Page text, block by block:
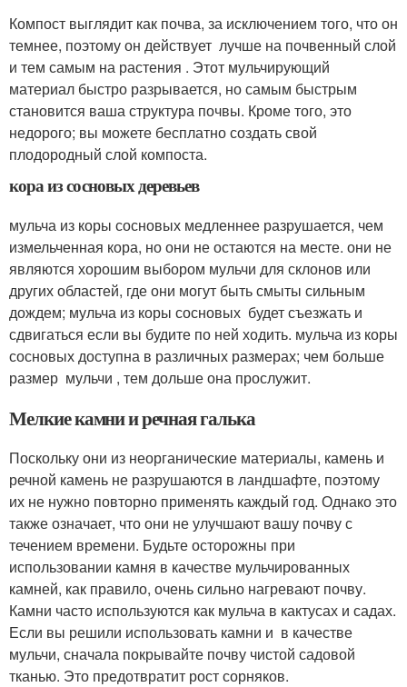
Компост выглядит как почва, за исключением того, что он
темнее, поэтому он действует лучше на почвенный слой
и тем самым на растения . Этот мульчирующий
материал быстро разрывается, но самым быстрым
становится ваша структура почвы. Кроме того, это
недорого; вы можете бесплатно создать свой
плодородный слой компоста.
кора из сосновых деревьев
мульча из коры сосновых медленнее разрушается, чем
измельченная кора, но они не остаются на месте. они не
являются хорошим выбором мульчи для склонов или
других областей, где они могут быть смыты сильным
дождем; мульча из коры сосновых будет съезжать и
сдвигаться если вы будите по ней ходить. мульча из коры
сосновых доступна в различных размерах; чем больше
размер мульчи , тем дольше она прослужит.
Мелкие камни и речная галька
Поскольку они из неорганические материалы, камень и
речной камень не разрушаются в ландшафте, поэтому
их не нужно повторно применять каждый год. Однако это
также означает, что они не улучшают вашу почву с
течением времени. Будьте осторожны при
использовании камня в качестве мульчированных
камней, как правило, очень сильно нагревают почву.
Камни часто используются как мульча в кактусах и садах.
Если вы решили использовать камни и в качестве
мульчи, сначала покрывайте почву чистой садовой
тканью. Это предотвратит рост сорняков.